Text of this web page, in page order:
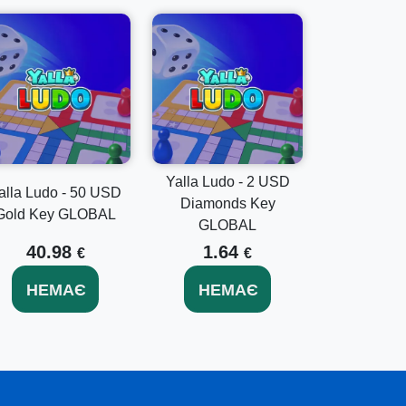
діамантами!
задовольнити ваші ігрові потреби:
Yalla Ludo - 25 USD Diamonds Key
Ludo - 50 USD
Key GLOBAL
40.98 €
НЕМАЄ
Yalla Ludo - 2 USD
Diamonds Key
GLOBAL
1.64 €
НЕМАЄ